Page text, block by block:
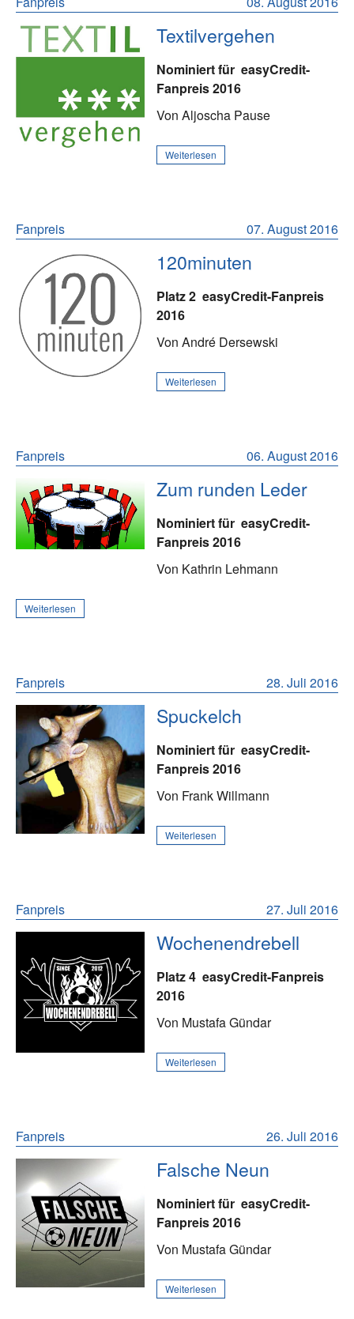
Textilvergehen
Nominiert für easyCredit-
Fanpreis 2016
Von Aljoscha Pause
Weiterlesen
07. August 2016
Fanpreis
120minuten
Platz 2 easyCredit-Fanpreis
2016
Von André Dersewski
Weiterlesen
06. August 2016
Fanpreis
Zum runden Leder
Nominiert für easyCredit-
Fanpreis 2016
Von Kathrin Lehmann
Weiterlesen
28. Juli 2016
Fanpreis
Spuckelch
Nominiert für easyCredit-
Fanpreis 2016
Von Frank Willmann
Weiterlesen
27. Juli 2016
Fanpreis
Wochenendrebell
Platz 4 easyCredit-Fanpreis
2016
Von Mustafa Gündar
Weiterlesen
26. Juli 2016
Fanpreis
Falsche Neun
Nominiert für easyCredit-
Fanpreis 2016
Von Mustafa Gündar
Weiterlesen